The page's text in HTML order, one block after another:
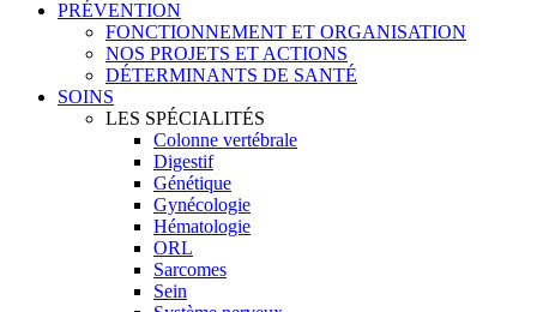
PRÉVENTION
FONCTIONNEMENT ET ORGANISATION
NOS PROJETS ET ACTIONS
DÉTERMINANTS DE SANTÉ
SOINS
LES SPÉCIALITÉS
Colonne vertébrale
Digestif
Génétique
Gynécologie
Hématologie
ORL
Sarcomes
Sein